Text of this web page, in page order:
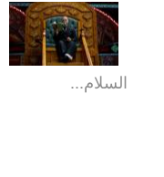
السلام...